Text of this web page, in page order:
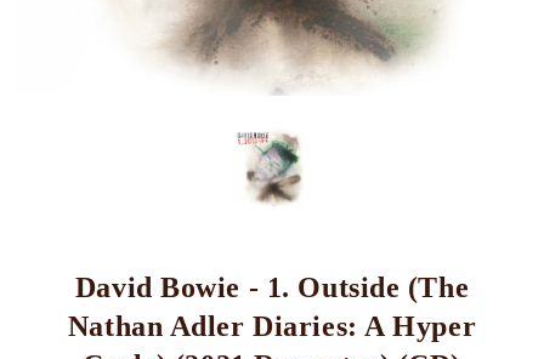
David Bowie - 1. Outside (The
Nathan Adler Diaries: A Hyper